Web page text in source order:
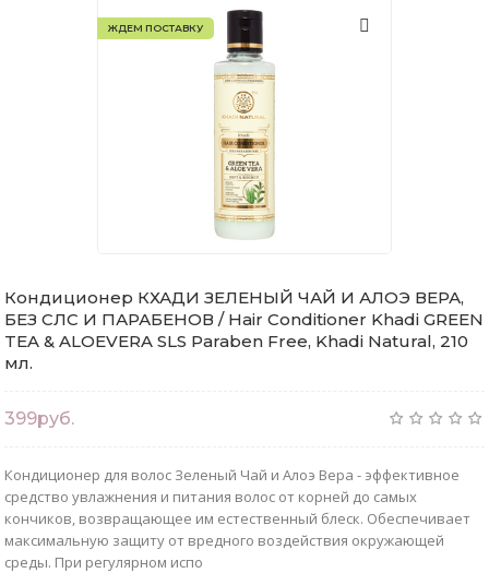
ЖДЕМ ПОСТАВКУ
Кондиционер КХАДИ ЗЕЛЕНЫЙ ЧАЙ И АЛОЭ ВЕРА,
БЕЗ СЛС И ПАРАБЕНОВ / Hair Conditioner Khadi GREEN
TEA & ALOEVERA SLS Paraben Free, Khadi Natural, 210
мл.
399руб.
Кондиционер для волос Зеленый Чай и Алоэ Вера - эффективное
средство увлажнения и питания волос от корней до самых
кончиков, возвращающее им естественный блеск. Обеспечивает
максимальную защиту от вредного воздействия окружающей
среды. При регулярном испо